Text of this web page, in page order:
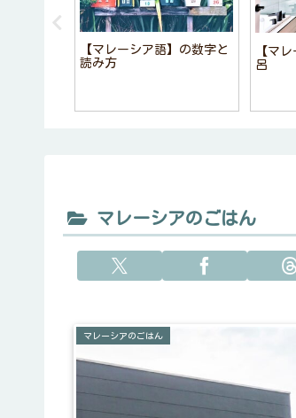
【マレーシア語】の数字と
読み方
【マ
呂
マレーシアのごはん
マレーシアのごはん